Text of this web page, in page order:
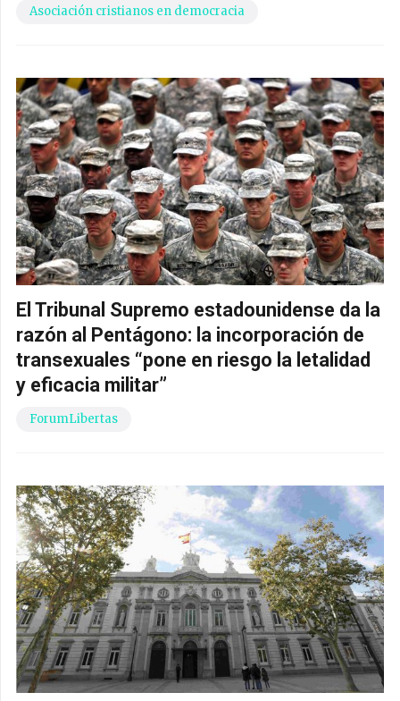
Asociación cristianos en democracia
El Tribunal Supremo estadounidense da la
razón al Pentágono: la incorporación de
transexuales “pone en riesgo la letalidad
y eficacia militar”
ForumLibertas